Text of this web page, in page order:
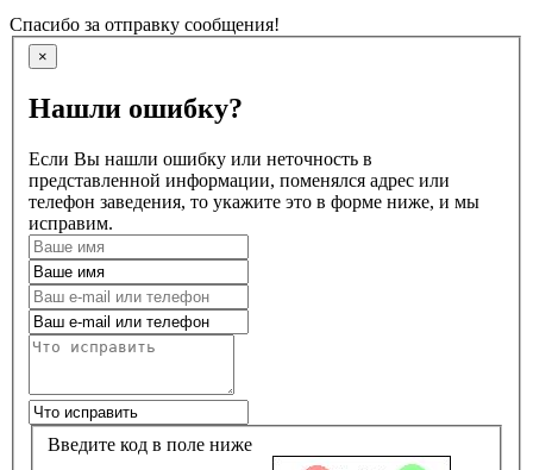
Спасибо за отправку сообщения!
×
Нашли ошибку?
Если Вы нашли ошибку или неточность в
представленной информации, поменялся адрес или
телефон заведения, то укажите это в форме ниже, и мы
исправим.
Введите код в поле ниже